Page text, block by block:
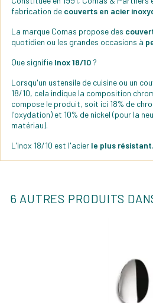
fabrication de couverts en acier
La marque Comas propose des
quotidien ou les grandes occasions à
Que signifie Inox 18/10 ?
Lorsqu'un ustensile de cuisine ou un
18/10, cela indique la composition
compose le produit, soit ici 18% de
l'oxydation) et 10% de nickel (pour la
matériau).
L'inox 18/10 est l'acier le plus résistant.
6 AUTRES PRODUITS